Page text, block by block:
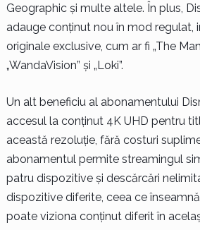
Geographic și multe altele. În plus,
adauge conținut nou în mod regulat,
originale exclusive, cum ar fi „The
„WandaVision” și „Loki”.
Un alt beneficiu al abonamentului
accesul la conținut 4K UHD pentru
această rezoluție, fără costuri
abonamentul permite streamingul
patru dispozitive și descărcări
dispozitive diferite, ceea ce
poate viziona conținut diferit în